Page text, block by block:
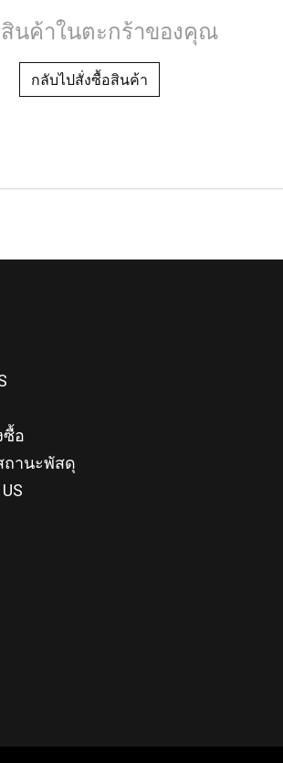
นค้าในตะกร้าของคุณ
กลับไปสั่งซื้อสินค้า
ซื้อ
ถานะพัสดุ